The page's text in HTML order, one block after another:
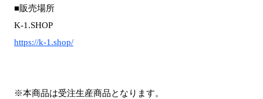
■販売場所
K-1.SHOP
https://k-1.shop/
※本商品は受注生産商品となります。